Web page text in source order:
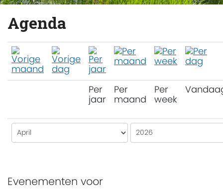
Agenda
Per
jaar
Per
maand
Per
week
Evenementen voor